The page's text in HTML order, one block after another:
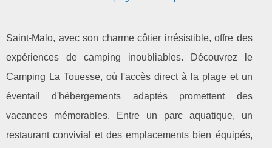
Saint-Malo, avec son charme côtier irrésistible, offre des
expériences de camping inoubliables. Découvrez le
Camping La Touesse, où l'accès direct à la plage et un
éventail d'hébergements adaptés promettent des
vacances mémorables. Entre un parc aquatique, un
restaurant convivial et des emplacements bien équipés,